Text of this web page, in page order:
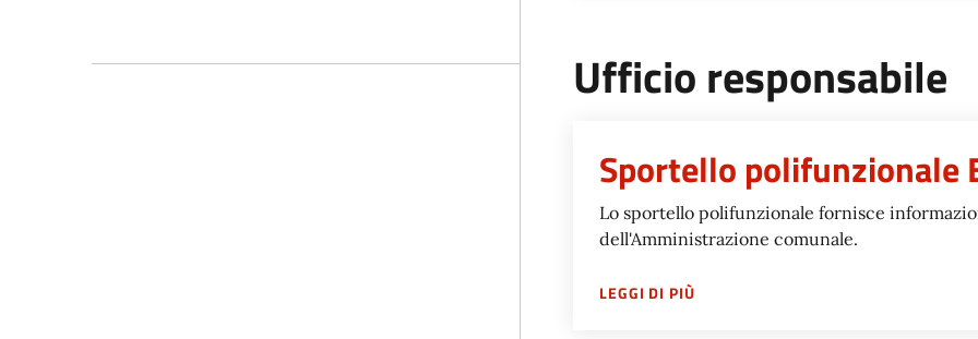
Ufficio responsabile
Sportello polifunzionale
Lo sportello polifunzionale fornisce
dell'Amministrazione comunale.
LEGGI DI PIÙSU